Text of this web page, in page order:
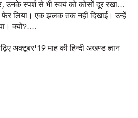
उनके स्पर्श से भी स्वयं को कोसों दूर रखा...
लिया। एक झलक तक नहीं दिखाई। उन्हें
क्यों?....
अक्टूबर'19 माह की हिन्दी अखण्ड ज्ञान